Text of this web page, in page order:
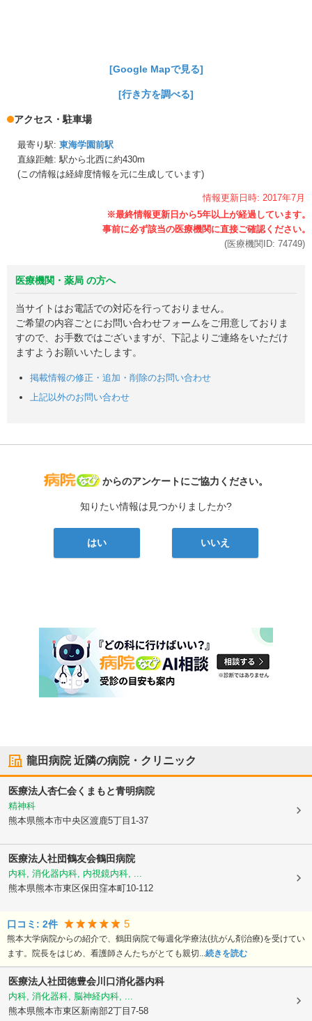
[Google Mapで見る]
[行き方を調べる]
アクセス・駐車場
最寄り駅: 東海学園前駅
直線距離: 駅から北西に約430m
(この情報は経緯度情報を元に生成しています)
情報更新日時: 2017年7月
(医療機関ID: 74749)
医療機関・薬局 の方へ
当サイトはお電話での対応を行っておりません。
ご希望の内容ごとにお問い合わせフォームをご用意しておりま
すので、お手数ではございますが、下記よりご連絡をいただけ
ますようお願いいたします。
掲載情報の修正・追加・削除のお問い合わせ
上記以外のお問い合わせ
病院なび
からのアンケートにご協力ください。
知りたい情報は見つかりましたか?
はい いいえ
龍田病院近隣の病院・クリニック
医療法人杏仁会くまもと青明病院
精神科
熊本県熊本市中央区渡鹿5丁目1-37
医療法人社団鶴友会鶴田病院
内科, 消化器内科, 内視鏡内科, ...
熊本県熊本市東区保田窪本町10-112
口コミ: 2件 5
熊本大学病院からの紹介で、鶴田病院で毎週化学療法(抗がん剤治療)を受けてい
ます。院長をはじめ、看護師さんたちがとても親切...続きを読む
医療法人社団徳豊会川口消化器内科
内科, 消化器科, 脳神経内科, ...
熊本県熊本市東区新南部2丁目7-58